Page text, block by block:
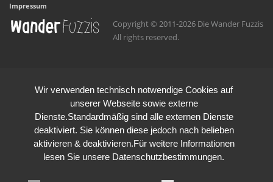
Impressum
Copyright © 2011-2026 Die Wander Fuzzis
All rights reserved.
Wir verwenden technisch notwendige Cookies auf
unserer Webseite sowie externe
Dienste.Standardmäßig sind alle externen Dienste
deaktiviert. Sie können diese jedoch nach belieben
aktivieren & deaktivieren.Für weitere Informationen
lesen Sie unsere Datenschutzbestimmungen.